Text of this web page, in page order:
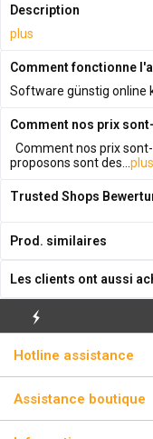
Description
plus
Comment fonctionne
Software günstig online
Comment nos prix
Comment nos prix
proposons sont des... plus
Trusted Shops
Prod. similaires
Les clients ont aussi
ÉCLAIR
Hotline assistance
Assistance boutique